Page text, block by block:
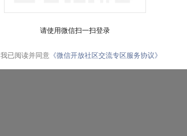
请使用微信扫一扫登录
我已阅读并同意 《微信开放社区交流专区服务协议》